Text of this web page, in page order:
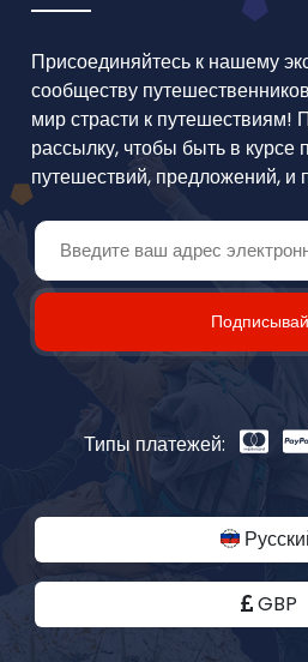
Присоединяйтесь к нашему
сообществу
мир страсти к
рассылку, чтобы быть в курсе
путешествий, предложений, и
Типы платежей:
GBP